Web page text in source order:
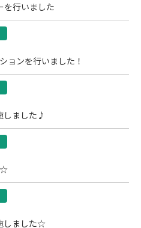
を行いました
ョンを行いました！
しました♪
☆
しました☆